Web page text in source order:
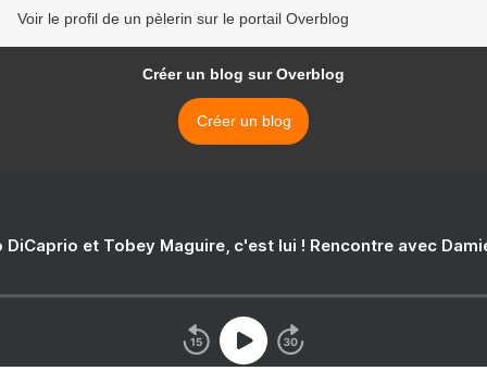
Voir le profil de un pèlerin sur le portail Overblog
Créer un blog sur Overblog
Créer un blog
DiCaprio et Tobey Maguire, c'est lui ! Rencontre avec